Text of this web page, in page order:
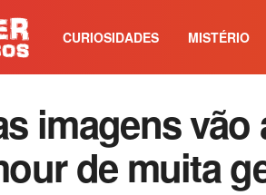
CURIOSIDADES MISTÉRIO
imagens
de muita